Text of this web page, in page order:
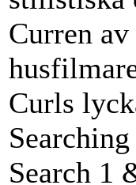
Curren
Curls
Search 1